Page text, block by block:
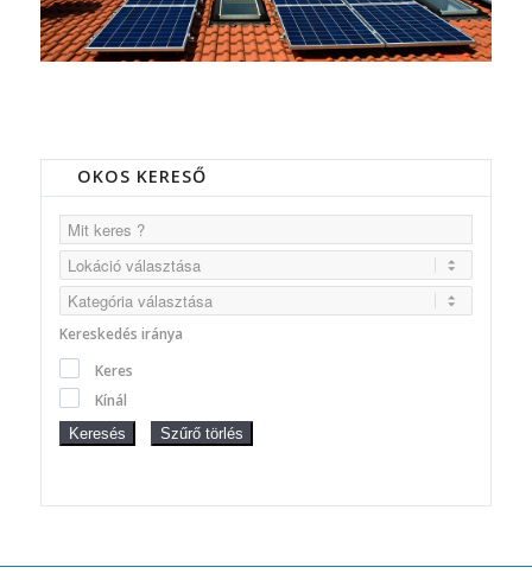
OKOS KERESŐ
Kereskedés iránya
Keres
Kínál
Keresés Szűrő törlés